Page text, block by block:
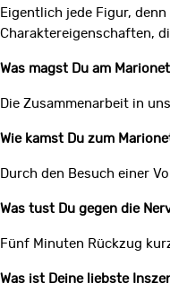
Eigentlich jede Figur,
Charaktereigenschaften,
Was magst Du am
Die Zusammenarbeit in
Wie kamst Du zum
Durch den Besuch einer
Was tust Du gegen die
Fünf Minuten Rückzug
Was ist Deine liebste